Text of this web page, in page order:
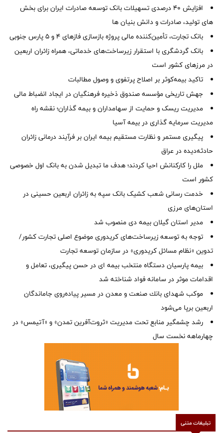
افزایش 40 درصدی تسهیلات بانک توسعه صادرات ایران برای بخش
های تولید، صادرات و دانش بنیان ها
بانک تجارت، تأمین‌کننده مالی پروژه بازسازی فازهای ۴ و ۵ پارس جنوبی
بانک گردشگری با استقرار زیرساخت‌های خدماتی، همراه زائران اربعین
در مرزهای کشور است
تاکید بیمه‌کوثر بر اصلاح پرتفوی و وصول مطالبات ‌
جهش تاریخی مؤسسه صندوق ذخیره فرهنگیان در ایجاد انضباط مالی
مدیریت ریسک و حمایت از سهامداران و بیمه گذاران؛ نقشه راه
مدیریت سرمایه گذاری در بیمه آسیا
پیگیری مستمر و نظارت مستقیم بیمه ایران بر فرآیند درمانی زائران
حادثه‌دیده در عراق
ملل را کارکنانش احیا کردند؛ هدف ما تبدیل شدن به بانک اول خصوصی
کشور است
خدمت رسانی شعب کشیک بانک سپه به زائران اربعین حسینی در
استان‌‌های مرزی
‌مدیر استان گیلان بیمه دی منصوب شد
توجه به توسعه زیرساخت‌های کریدوری موضوع اصلی تجارت کشور/
تدوین «نظام مسائل کریدوری» در سازمان توسعه تجارت
بیمه پارسیان دستگاه منتخب بیمه ای در حسن پیگیری، تعامل و
اقدامات موثر در سامانه فواد شناخته شد
موكب شهدای بانك صنعت و معدن در مسیر پیاده‌روی جاماندگان
اربعین برپا می‌شود
رشد چشمگیر منابع تحت مدیریت «ثروت‌آفرین تمدن» و «آتیمس» در
چهارماهه نخست سال
تبلیغات متنی